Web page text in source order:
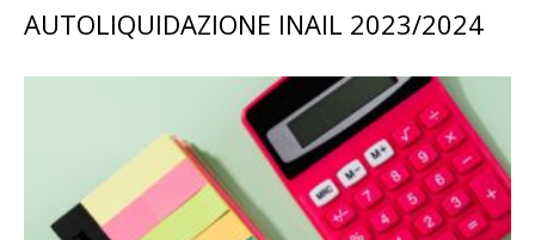
AUTOLIQUIDAZIONE INAIL 2023/2024